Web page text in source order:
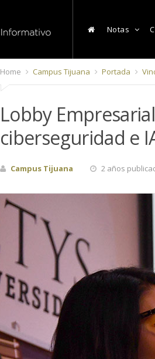
Notas
Home Campus Tijuana Portada
Lobby
ciberseguridad e
Campus Tijuana 2 años